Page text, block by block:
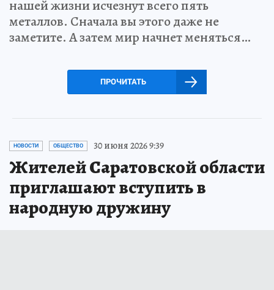
нашей жизни исчезнут всего пять
металлов. Сначала вы этого даже не
заметите. А затем мир начнет меняться…
ПРОЧИТАТЬ
НОВОСТИ ОБЩЕСТВО 30 июня 2026 9:39
Жителей Саратовской области
приглашают вступить в
народную дружину